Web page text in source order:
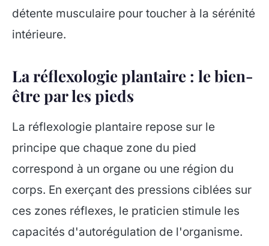
détente musculaire pour toucher à la sérénité
intérieure.
La réflexologie plantaire : le bien-
être par les pieds
La réflexologie plantaire repose sur le
principe que chaque zone du pied
correspond à un organe ou une région du
corps. En exerçant des pressions ciblées sur
ces zones réflexes, le praticien stimule les
capacités d'autorégulation de l'organisme.